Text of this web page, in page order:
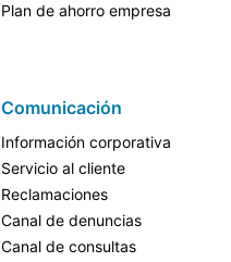
Plan de ahorro empresa
Comunicación
Información corporativa
Servicio al cliente
Reclamaciones
Canal de denuncias
Canal de consultas